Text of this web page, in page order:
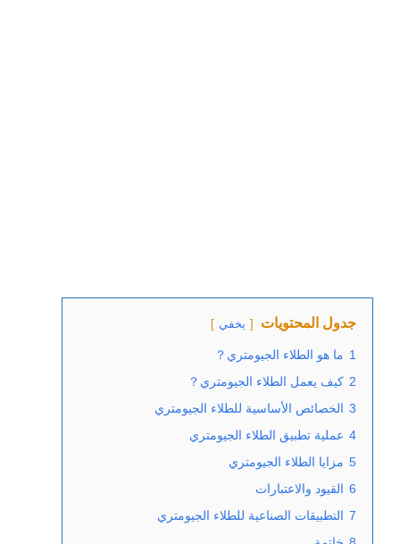
جدول المحتويات يخفي
1 ما هو الطلاء الجيومتري？
2 كيف يعمل الطلاء الجيومتري？
3 الخصائص الأساسية للطلاء الجيومتري
4 عملية تطبيق الطلاء الجيومتري
5 مزايا الطلاء الجيومتري
6 القيود والاعتبارات
7 التطبيقات الصناعية للطلاء الجيومتري